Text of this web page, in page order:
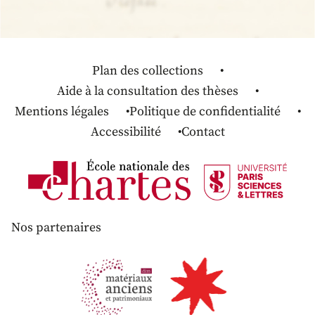
Plan des collections
Aide à la consultation des thèses
Mentions légales
Politique de confidentialité
Accessibilité
Contact
Nos partenaires